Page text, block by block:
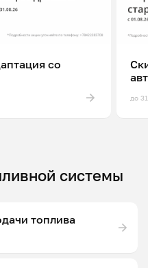
со
до
системы
топлива